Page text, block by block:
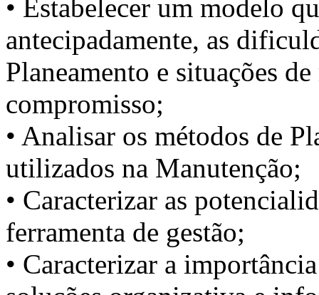
• Estabelecer um modelo
antecipadamente, as
Planeamento e situações
compromisso;
• Analisar os métodos de
utilizados na Manutenção;
• Caracterizar as
ferramenta de gestão;
• Caracterizar a